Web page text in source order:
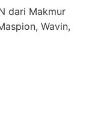
dari Makmur
Wavin,